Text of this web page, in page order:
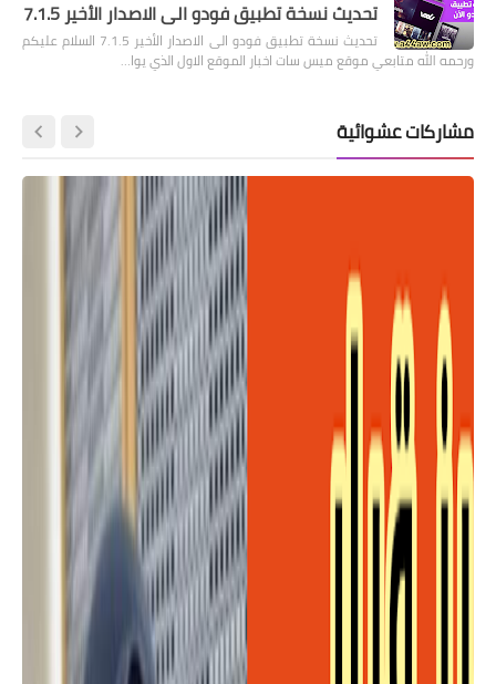
تحديث نسخة تطبيق فودو الى الاصدار الأخير 7.1.5
تحديث نسخة تطبيق فودو الى الاصدار الأخير 7.1.5 السلام عليكم
ورحمه الله متابعي موقع ميس سات اخبار الموقع الاول الذي يوا…
مشاركات عشوائية